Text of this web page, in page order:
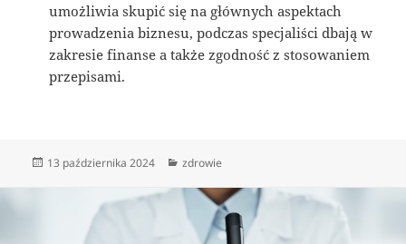
umożliwia skupić się na głównych aspektach
prowadzenia biznesu, podczas specjaliści dbają w
zakresie finanse a także zgodność z stosowaniem
przepisami.
Data
13 października 2024 Kategorie
zdrowie